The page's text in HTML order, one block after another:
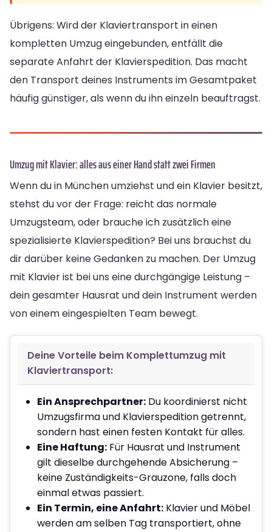
Übrigens: Wird der Klaviertransport in einen
kompletten Umzug eingebunden, entfällt die
separate Anfahrt der Klavierspedition. Das macht
den Transport deines Instruments im Gesamtpaket
häufig günstiger, als wenn du ihn einzeln beauftragst.
Umzug mit Klavier: alles aus einer Hand statt zwei Firmen
Wenn du in München umziehst und ein Klavier besitzt,
stehst du vor der Frage: reicht das normale
Umzugsteam, oder brauche ich zusätzlich eine
spezialisierte Klavierspedition? Bei uns brauchst du
dir darüber keine Gedanken zu machen. Der Umzug
mit Klavier ist bei uns eine durchgängige Leistung –
dein gesamter Hausrat und dein Instrument werden
von einem eingespielten Team bewegt.
Deine Vorteile beim Komplettumzug mit
Klaviertransport:
Ein Ansprechpartner: Du koordinierst nicht
Umzugsfirma und Klavierspedition getrennt,
sondern hast einen festen Kontakt für alles.
Eine Haftung: Für Hausrat und Instrument
gilt dieselbe durchgehende Absicherung –
keine Zuständigkeits-Grauzone, falls doch
einmal etwas passiert.
Ein Termin, eine Anfahrt: Klavier und Möbel
werden am selben Tag transportiert, ohne